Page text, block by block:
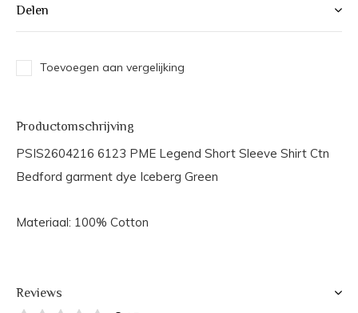
Delen
Toevoegen aan vergelijking
Productomschrijving
PSIS2604216 6123 PME Legend Short Sleeve Shirt Ctn
Bedford garment dye Iceberg Green
Materiaal: 100% Cotton
Reviews